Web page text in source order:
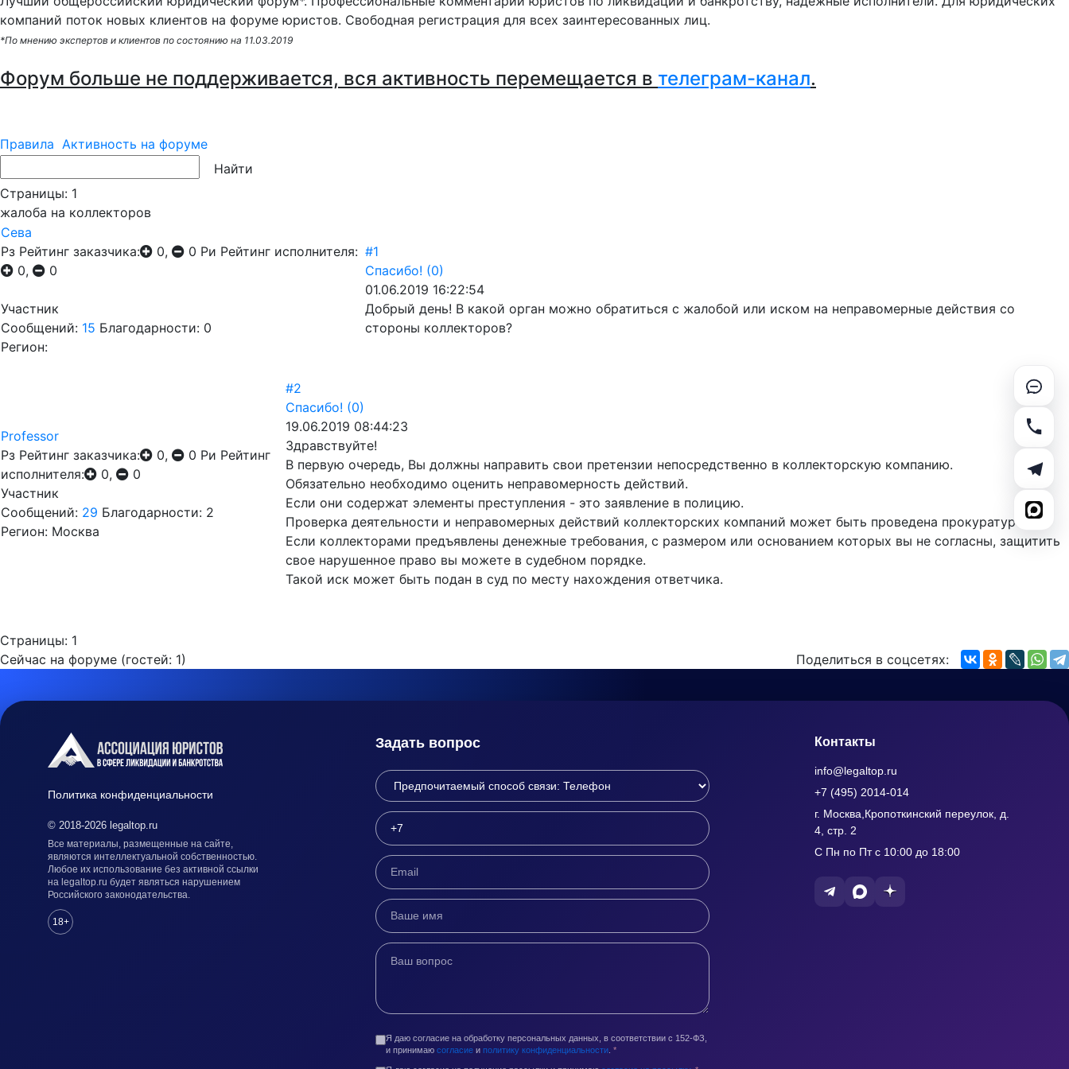
компаний поток новых клиентов на форуме юристов. Свободная регистрация для всех заинтересованных лиц.
*По мнению экспертов и клиентов по состоянию на 11.03.2019
Форум больше не поддерживается, вся активность перемещается в телеграм-канал.
Правила Активность на форуме
Страницы: 1
жалоба на коллекторов
Сева
Рз Рейтинг заказчика: 0, 0 Ри Рейтинг исполнителя:
0,
0
Участник
Сообщений: 15 Благодарности: 0
Регион:
#1
Спасибо! (0)
01.06.2019 16:22:54
Добрый день! В какой орган можно обратиться с жалобой или иском на неправомерные действия со
стороны коллекторов?
Professor
Рз Рейтинг заказчика: 0, 0 Ри Рейтинг
исполнителя:
0,
0
Участник
Сообщений: 29 Благодарности: 2
Регион: Москва
#2
Спасибо! (0)
19.06.2019 08:44:23
Здравствуйте!
В первую очередь, Вы должны направить свои претензии непосредственно в коллекторскую компанию.
Обязательно необходимо оценить неправомерность действий.
Если они содержат элементы преступления - это заявление в полицию.
Проверка деятельности и неправомерных действий коллекторских компаний может быть проведена прокуратурой.
Если коллекторами предъявлены денежные требования, с размером или основанием которых вы не согласны, защитить
свое нарушенное право вы можете в судебном порядке.
Такой иск может быть подан в суд по месту нахождения ответчика.
Страницы: 1
Сейчас на форуме (гостей: 1) Поделиться в соцсетях:
Политика конфиденциальности
© 2018-2026 legaltop.ru
Все материалы, размещенные на сайте,
являются интеллектуальной собственностью.
Любое их использование без активной ссылки
на legaltop.ru будет являться нарушением
Российского законодательства.
18+
Задать вопрос
Я даю согласие на обработку персональных данных, в соответствии с 152-ФЗ,
и принимаю согласие и политику конфиденциальности *
Контакты
info@legaltop.ru
+7 (495) 2014-014
г. Москва,Кропоткинский переулок, д.
4, стр. 2
С Пн по Пт с 10:00 до 18:00